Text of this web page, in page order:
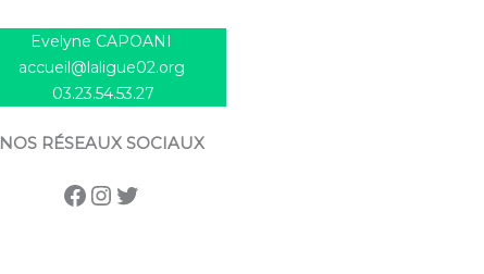
Evelyne CAPOANI
accueil@laligue02.org
03.23.54.53.27
NOS RÉSEAUX SOCIAUX